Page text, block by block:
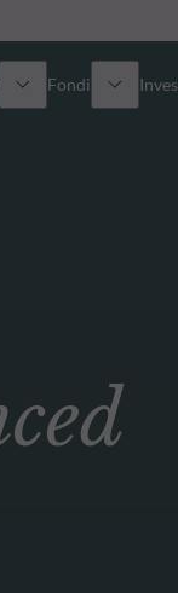
Fondi